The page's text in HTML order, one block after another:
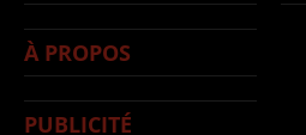
À PROPOS
PUBLICITÉ